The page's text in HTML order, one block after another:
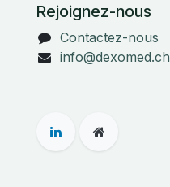
Rejoignez-nous
Contactez-nous
info@dexomed.ch